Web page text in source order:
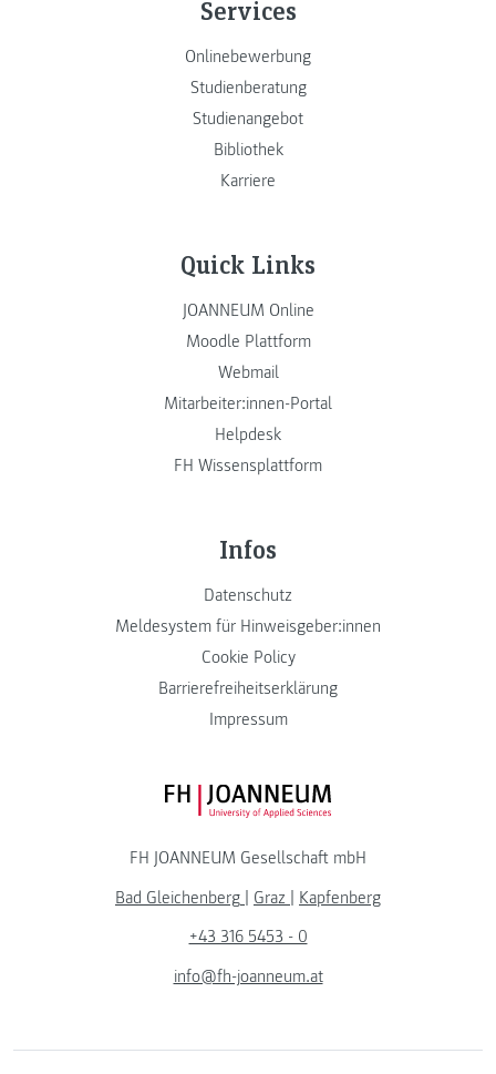
Services
Onlinebewerbung
Studienberatung
Studienangebot
Bibliothek
Karriere
Quick Links
JOANNEUM Online
Moodle Plattform
Webmail
Mitarbeiter:innen-Portal
Helpdesk
FH Wissensplattform
Infos
Datenschutz
Meldesystem für Hinweisgeber:innen
Cookie Policy
Barrierefreiheitserklärung
Impressum
FH JOANNEUM Logo
FH JOANNEUM Gesellschaft mbH
Bad Gleichenberg | Graz | Kapfenberg
+43 316 5453 - 0
info@fh-joanneum.at